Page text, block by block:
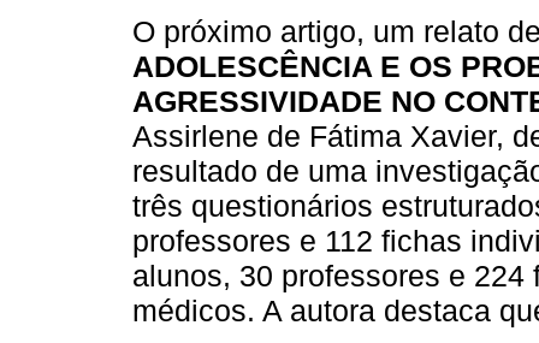
O próximo artigo, um relato
ADOLESCÊNCIA E OS
AGRESSIVIDADE NO
Assirlene de Fátima Xavier,
resultado de uma
três questionários
professores e 112 fichas
alunos, 30 professores e
médicos. A autora destaca